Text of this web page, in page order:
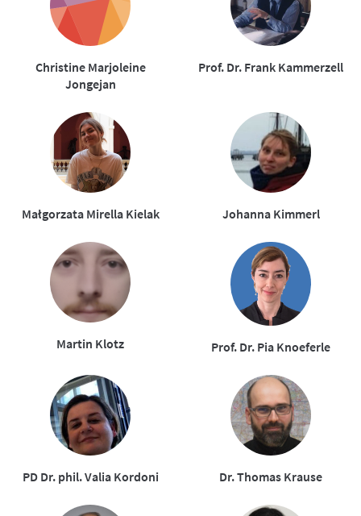
Christine Marjoleine
Jongejan
Prof. Dr. Frank Kammerzell
Małgorzata Mirella Kielak Johanna Kimmerl
Martin Klotz Prof. Dr. Pia Knoeferle
PD Dr. phil. Valia Kordoni Dr. Thomas Krause